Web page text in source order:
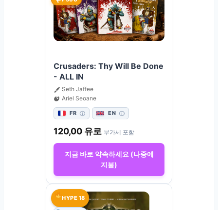
Crusaders: Thy Will Be Done
- ALL IN
Seth Jaffee
Ariel Seoane
FR EN
120,00 유로 부가세 포함
지금 바로 약속하세요 (나중에
지불)
HYPE 18